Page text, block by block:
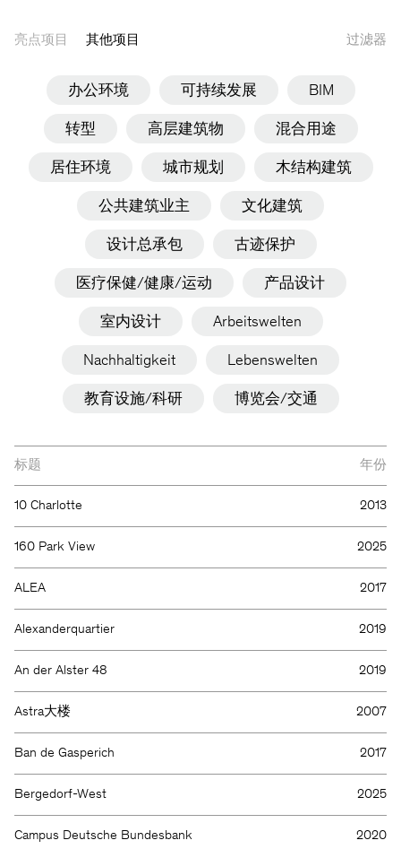
亮点项目 其他项目 过滤器
办公环境 可持续发展 BIM
转型 高层建筑物 混合用途
居住环境 城市规划 木结构建筑
公共建筑业主 文化建筑
设计总承包 古迹保护
医疗保健/健康/运动 产品设计
室内设计 Arbeitswelten
Nachhaltigkeit Lebenswelten
教育设施/科研 博览会/交通
标题 年份
10 Charlotte 2013
160 Park View 2025
ALEA 2017
Alexanderquartier 2019
An der Alster 48 2019
Astra大楼 2007
Ban de Gasperich 2017
Bergedorf-West 2025
Campus Deutsche Bundesbank 2020